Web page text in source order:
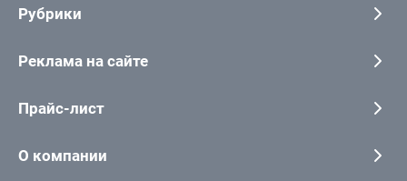
Рубрики
Реклама на сайте
Прайс-лист
О компании